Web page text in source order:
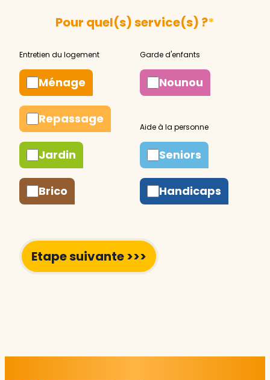
Pour quel(s) service(s) ?*
Ménage
Repassage
Jardin
Brico
Nounou
Seniors
Handicaps